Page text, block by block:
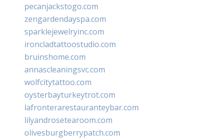
pecanjackstogo.com
zengardendayspa.com
sparklejewelryinc.com
ironcladtattoostudio.com
bruinshome.com
annascleaningsvc.com
wolfcitytattoo.com
oysterbayturkeytrot.com
lafronterarestauranteybar.com
lilyandrosetearoom.com
olivesburgberrypatch.com